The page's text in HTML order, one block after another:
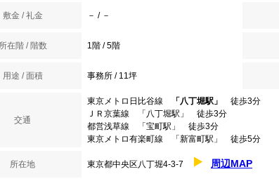
敷金 / 礼金 － / －
所在階 / 階数 1階 / 5階
用途 / 面積 事務所 / 11坪
交通
東京メトロ日比谷線 「八丁堀駅」
徒歩3分
ＪＲ京葉線 「八丁堀駅」 徒歩3分
都営浅草線 「宝町駅」 徒歩3分
東京メトロ有楽町線 「新富町駅」 徒歩5分
所在地 東京都中央区八丁堀4-3-7 周辺MAP